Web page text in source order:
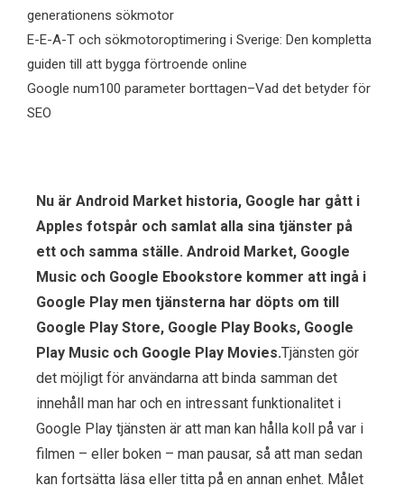
Nu är Android Market historia, Google har gått i
Apples fotspår och samlat alla sina tjänster på
ett och samma ställe. Android Market, Google
Music och Google Ebookstore kommer att ingå i
Google Play men tjänsterna har döpts om till
Google Play Store, Google Play Books, Google
Play Music och Google Play Movies.Tjänsten gör
det möjligt för användarna att binda samman det
innehåll man har och en intressant funktionalitet i
Google Play tjänsten är att man kan hålla koll på var i
filmen – eller boken – man pausar, så att man sedan
kan fortsätta läsa eller titta på en annan enhet. Målet
generationens sökmotor
E-E-A-T och sökmotoroptimering i Sverige: Den kompletta
guiden till att bygga förtroende online
Google num100 parameter borttagen–Vad det betyder för
SEO